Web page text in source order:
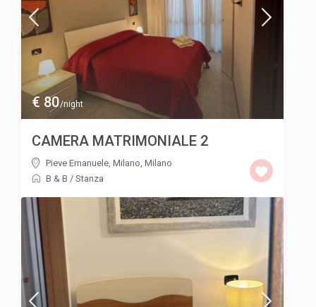
€ 80/night
CAMERA MATRIMONIALE 2
Pieve Emanuele, Milano ,Milano
B & B /Stanza